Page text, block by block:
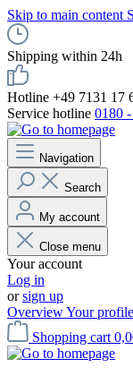
Skip to main content
Shipping within 24h
Hotline +49 7131 17
Service hotline 0180
Navigation
Search
My account
Close menu
Your account
Log in
orsign up
OverviewYour profile
Shopping cart